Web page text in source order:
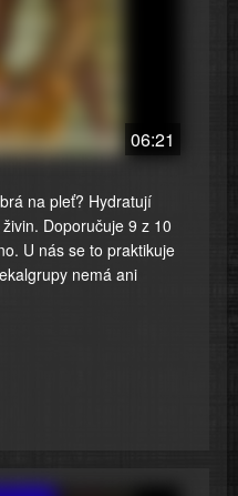
06:21
na pleť? Hydratují
Doporučuje 9 z 10
U nás se to praktikuje
nemá ani